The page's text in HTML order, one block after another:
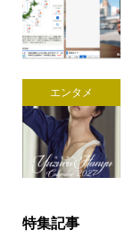
エンタメ
特集記事